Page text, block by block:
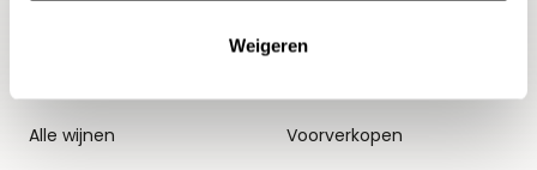
Weigeren
Alle wijnen
Thema's
Voorverkopen